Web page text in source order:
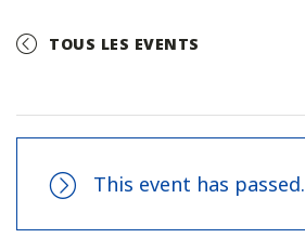
TOUS LES EVENTS
This event has passed.